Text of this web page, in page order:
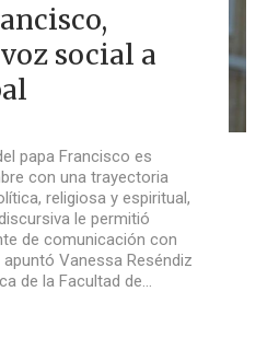
social a
papa Francisco es
con una trayectoria
religiosa y espiritual,
le permitió
de comunicación con
Vanessa Reséndiz
de la Facultad de…